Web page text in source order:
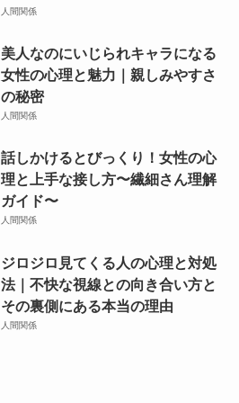
人間関係
美人なのにいじられキャラになる
女性の心理と魅力｜親しみやすさ
の秘密
人間関係
話しかけるとびっくり！女性の心
理と上手な接し方〜繊細さん理解
ガイド〜
人間関係
ジロジロ見てくる人の心理と対処
法｜不快な視線との向き合い方と
その裏側にある本当の理由
人間関係